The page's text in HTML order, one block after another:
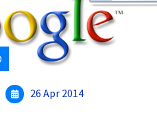
26 Apr 2014